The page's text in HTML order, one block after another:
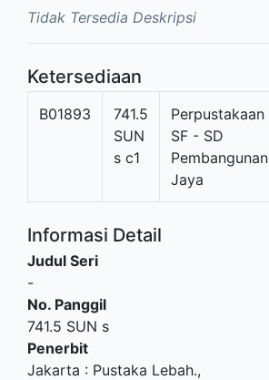
Tidak Tersedia Deskripsi
Ketersediaan
B01893
741.5
SUN
s c1
Perpustakaan
SF - SD
Pembangunan
Jaya
Informasi Detail
Judul Seri
-
No. Panggil
741.5 SUN s
Penerbit
Jakarta : Pustaka Lebah.,